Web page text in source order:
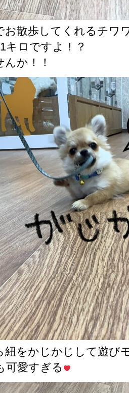
お散歩してくれるチワ
キロですよ！？
か！！
紐をかじかじして遊び
可愛すぎる